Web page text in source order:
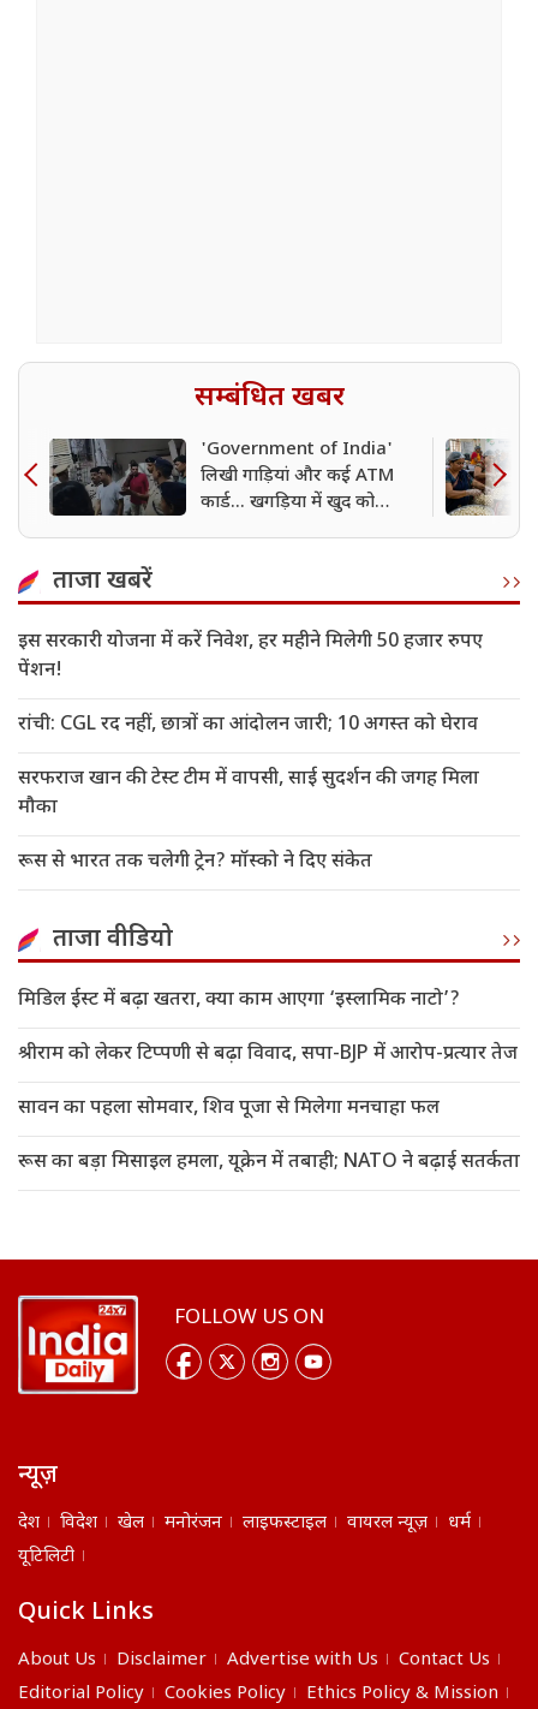
सम्बंधित खबर
'Government of India'
लिखी गाड़ियां और कई ATM
कार्ड... खगड़िया में खुद को
ताजा खबरें
इस सरकारी योजना में करें निवेश, हर महीने मिलेगी 50 हजार रुपए
पेंशन!
रांची: CGL रद नहीं, छात्रों का आंदोलन जारी; 10 अगस्त को घेराव
सरफराज खान की टेस्ट टीम में वापसी, साई सुदर्शन की जगह मिला
मौका
रूस से भारत तक चलेगी ट्रेन? मॉस्को ने दिए संकेत
ताजा वीडियो
मिडिल ईस्ट में बढ़ा खतरा, क्या काम आएगा ‘इस्लामिक नाटो’?
श्रीराम को लेकर टिप्पणी से बढ़ा विवाद, सपा-BJP में आरोप-प्रत्यार तेज
सावन का पहला सोमवार, शिव पूजा से मिलेगा मनचाहा फल
रूस का बड़ा मिसाइल हमला, यूक्रेन में तबाही; NATO ने बढ़ाई सतर्कता
FOLLOW US ON
न्यूज़
देश विदेश खेल मनोरंजन लाइफस्टाइल वायरल न्यूज़
धर्म
यूटिलिटी
Quick Links
About Us Disclaimer Advertise with Us
Contact Us
Editorial Policy
Cookies Policy Ethics Policy & Mission